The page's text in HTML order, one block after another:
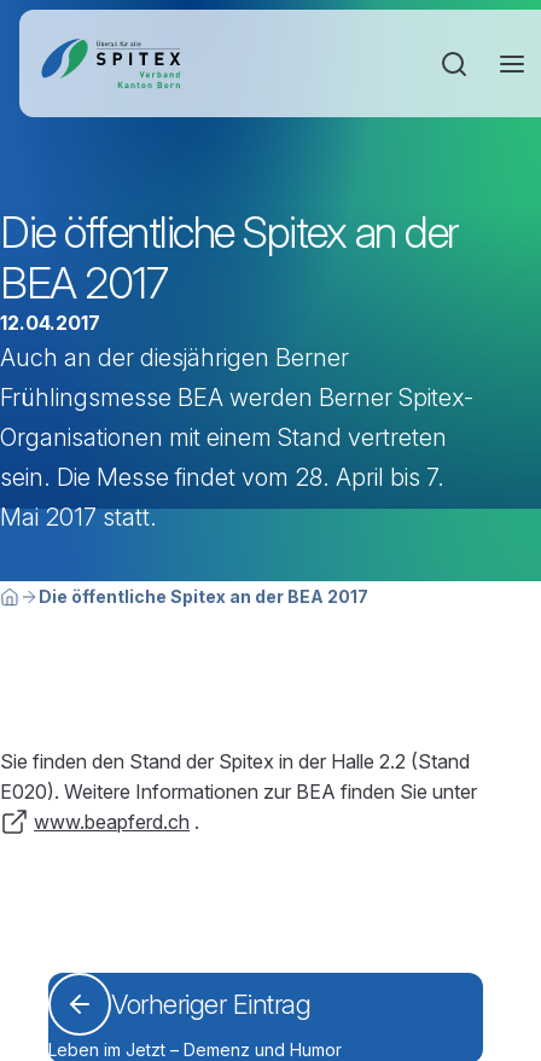
Die öffentliche Spitex an der
BEA 2017
12.04.2017
Auch an der diesjährigen Berner
Frühlingsmesse BEA werden Berner Spitex-
Organisationen mit einem Stand vertreten
sein. Die Messe findet vom 28. April bis 7.
Mai 2017 statt.
Breadcrumbnavigation
Sie befinden sich hier:
HomeDie öffentliche Spitex an der BEA 2017
Sie finden den Stand der Spitex in der Halle 2.2 (Stand
E020). Weitere Informationen zur BEA finden Sie unter
www.beapferd.ch .
Vorheriger Eintrag
Leben im Jetzt – Demenz und Humor